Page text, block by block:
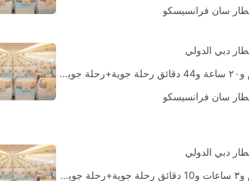
1 يوم و٢٠ ساعة و‫44 دقائق رحلة جوية+رحلة جوية. الاتصال الذاتي
1 يوم و٣ ساعات و‫10 دقائق رحلة جوية+رحلة جوية. الاتصال الذاتي